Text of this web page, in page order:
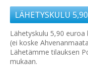
LÄHETYSKULU
Lähetyskulu 5,90 euroa
(ei koske
Lähetämme tilauksen
mukaan.